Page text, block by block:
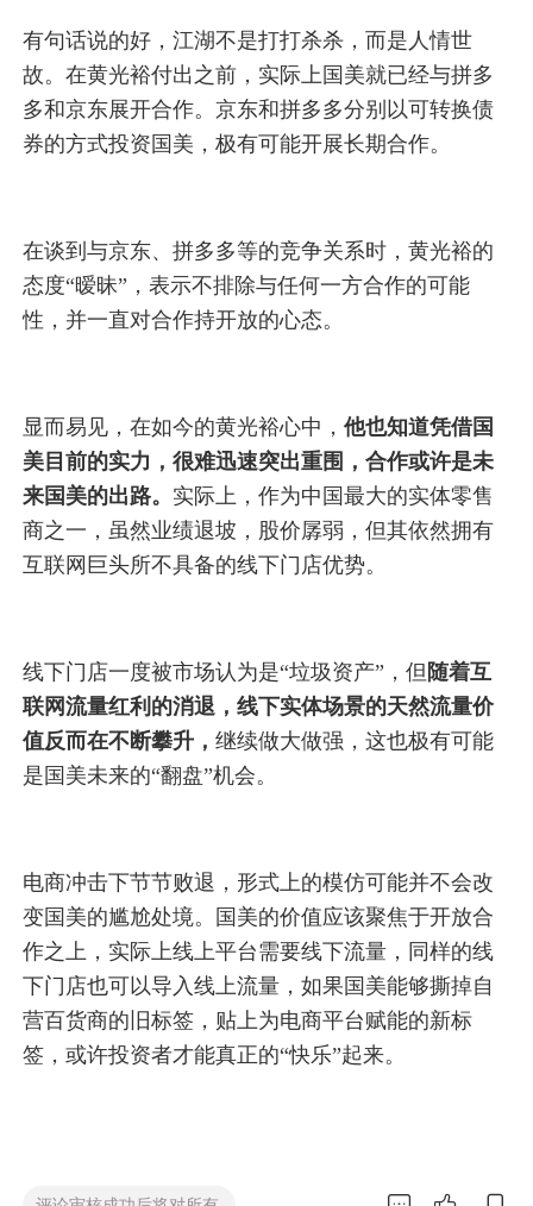
有句话说的好，江湖不是打打杀杀，而是人情世
故。在黄光裕付出之前，实际上国美就已经与拼多
多和京东展开合作。京东和拼多多分别以可转换债
券的方式投资国美，极有可能开展长期合作。
在谈到与京东、拼多多等的竞争关系时，黄光裕的
态度“暧昧”，表示不排除与任何一方合作的可能
性，并一直对合作持开放的心态。
显而易见，在如今的黄光裕心中，他也知道凭借国
美目前的实力，很难迅速突出重围，合作或许是未
来国美的出路。 实际上，作为中国最大的实体零售
商之一，虽然业绩退坡，股价孱弱，但其依然拥有
互联网巨头所不具备的线下门店优势。
线下门店一度被市场认为是“垃圾资产”，但 随着互
联网流量红利的消退，线下实体场景的天然流量价
值反而在不断攀升，继续做大做强，这也极有可能
是国美未来的“翻盘”机会。
电商冲击下节节败退，形式上的模仿可能并不会改
变国美的尴尬处境。国美的价值应该聚焦于开放合
作之上，实际上线上平台需要线下流量，同样的线
下门店也可以导入线上流量，如果国美能够撕掉自
营百货商的旧标签，贴上为电商平台赋能的新标
签，或许投资者才能真正的“快乐”起来。